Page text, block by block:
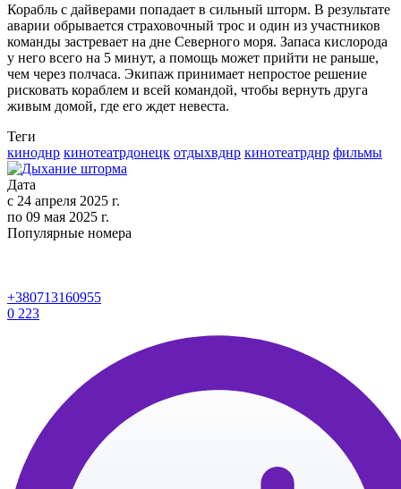
Корабль с дайверами попадает в сильный шторм. В результате
аварии обрывается страховочный трос и один из участников
команды застревает на дне Северного моря. Запаса кислорода
у него всего на 5 минут, а помощь может прийти не раньше,
чем через полчаса. Экипаж принимает непростое решение
рисковать кораблем и всей командой, чтобы вернуть друга
живым домой, где его ждет невеста.
Теги
киноднр кинотеатрдонецк отдыхвднр кинотеатрднр фильмы
Дата
с 24 апреля 2025 г.
по 09 мая 2025 г.
Популярные номера
+380713160955
0 223